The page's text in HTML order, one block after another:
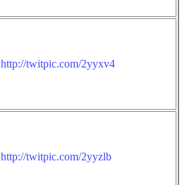
http://twitpic.com/2yyxv4
http://twitpic.com/2yyzlb